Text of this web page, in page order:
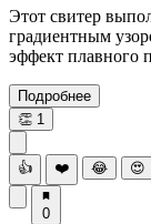
Этот свитер
градиентным
эффект плавного
Подробнее
👏 1
👍 ❤️ 😂 😍
0